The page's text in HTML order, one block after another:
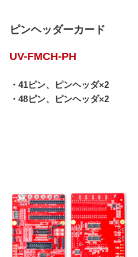
ピンヘッダーカード
UV-FMCH-PH
・41ピン、ピンヘッダ×2
・48ピン、ピンヘッダ×2